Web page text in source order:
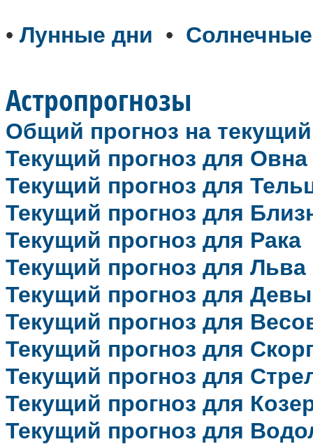
• Лунные дни •
Астропрогнозы
Общий прогноз на
Текущий прогноз для Овна
Текущий прогноз для
Текущий прогноз для
Текущий прогноз для Рака
Текущий прогноз для Льва
Текущий прогноз для Девы
Текущий прогноз для
Текущий прогноз для
Текущий прогноз для
Текущий прогноз для
Текущий прогноз для